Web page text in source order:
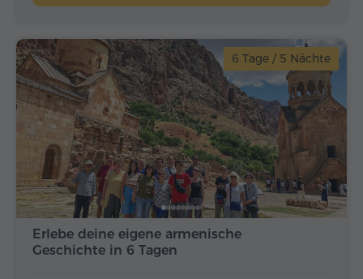
6 Tage / 5 Nächte
Erlebe deine eigene armenische
Geschichte in 6 Tagen